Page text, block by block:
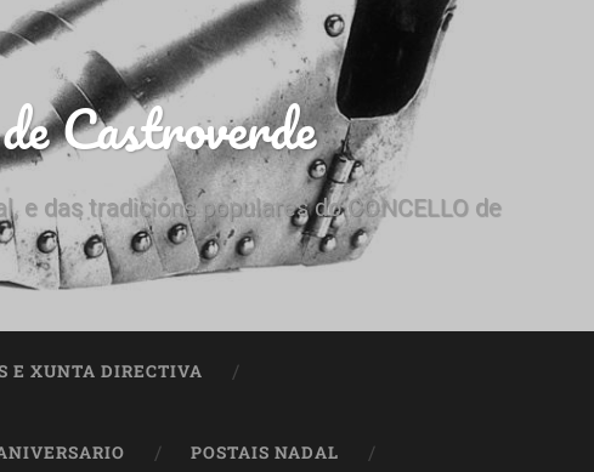
Castroverde
das tradicións populares do CONCELLO de
E XUNTA DIRECTIVA
POSTAIS NADAL